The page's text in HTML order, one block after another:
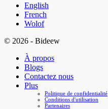
English
French
Wolof
© 2026 - Bideew
À propos
Blogs
Contactez nous
Plus
Politique de confidentialité
Conditions d'utilisation
Partenaires